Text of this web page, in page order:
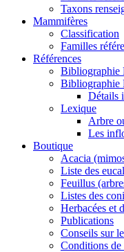
Taxons
Mammifères
Classification
Familles
Références
Bibliographie
Bibliographie
Détails
Lexique
Arbre
Les
Boutique
Acacia
Liste des
Feuillus
Listes des
Herbacées et
Publications
Conseils sur
Conditions de